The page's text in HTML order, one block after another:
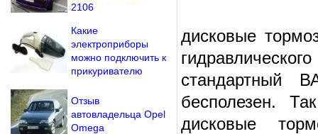
дисковые
стандартный
бесполезен.
дисковые
2106
Какие
электроприборы
можно подключить к
прикуривателю
Отзыв
автовладельца Opel
Omega